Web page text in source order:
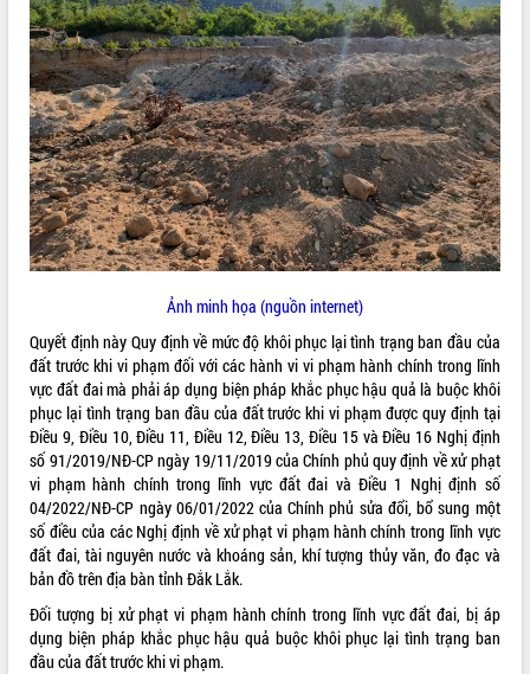
ĐIỂM TIN VĂN BẢN
QUY HOẠCH - KẾ HOẠCH
VIDEO
Không có file video nào để phát.
ALBUM ẢNH
Ảnh minh họa (nguồn internet)
Quyết định này Quy định về mức độ khôi phục lại tình trạng ban đầu của
đất trước khi vi phạm đối với các hành vi vi phạm hành chính trong lĩnh
vực đất đai mà phải áp dụng biện pháp khắc phục hậu quả là buộc khôi
phục lại tình trạng ban đầu của đất trước khi vi phạm được quy định tại
Điều 9, Điều 10, Điều 11, Điều 12, Điều 13, Điều 15 và Điều 16 Nghị định
số 91/2019/NĐ-CP ngày 19/11/2019 của Chính phủ quy định về xử phạt
vi phạm hành chính trong lĩnh vực đất đai và Điều 1 Nghị định số
04/2022/NĐ-CP ngày 06/01/2022 của Chính phủ sửa đổi, bổ sung một
số điều của các Nghị định về xử phạt vi phạm hành chính trong lĩnh vực
đất đai, tài nguyên nước và khoáng sản, khí tượng thủy văn, đo đạc và
bản đồ trên địa bàn tỉnh Đắk Lắk.
Đối tượng bị xử phạt vi phạm hành chính trong lĩnh vực đất đai, bị áp
dụng biện pháp khắc phục hậu quả buộc khôi phục lại tình trạng ban
đầu của đất trước khi vi phạm.